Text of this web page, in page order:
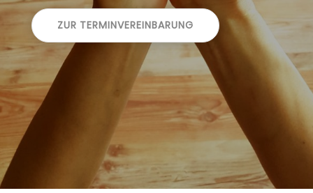
ZUR TERMINVEREINBARUNG